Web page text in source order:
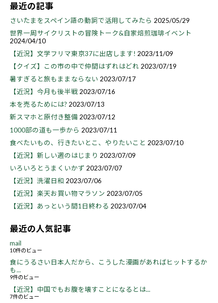
最近の記事
さいたまをスペイン語の動詞で活用してみたら 2025/05/29
世界一周サイクリストの冒険トーク&自家焙煎珈琲イベント
2024/04/10
【近況】文学フリマ東京37に出店します! 2023/11/09
【クイズ】この市の中で仲間はずれはどれ 2023/07/19
暑すぎると旅もままならない 2023/07/17
【近況】今月も後半戦 2023/07/16
本を売るためには? 2023/07/13
新スマホと原付き整備2023/07/12
1000部の道も一歩から 2023/07/11
食べたいもの、行きたいとこ、やりたいこと 2023/07/10
【近況】新しい週のはじまり 2023/07/09
いろいろとうまくいかず 2023/07/07
【近況】洗濯日和 2023/07/06
【近況】楽天お買い物マラソン 2023/07/05
【近況】あっという間1日終わる 2023/07/04
最近の人気記事
mail
10件のビュー
食にうるさい日本人だから、こうした漫画があればヒットするか
も...
9件のビュー
【近況】中国でもお腹を壊すことになるとは...
7件のビュー